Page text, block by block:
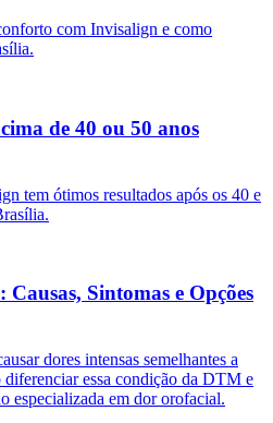
com Invisalign e como
de 40 ou 50 anos
tem ótimos resultados após os 40 e
Sintomas e Opções
dores intensas semelhantes a
essa condição da DTM e
especializada em dor orofacial.